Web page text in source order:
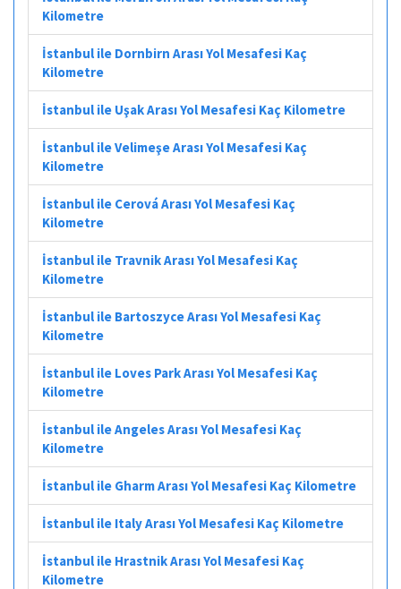
Kilometre
İstanbul ile Dornbirn Arası Yol Mesafesi Kaç
Kilometre
İstanbul ile Uşak Arası Yol Mesafesi Kaç Kilometre
İstanbul ile Velimeşe Arası Yol Mesafesi Kaç
Kilometre
İstanbul ile Cerová Arası Yol Mesafesi Kaç
Kilometre
İstanbul ile Travnik Arası Yol Mesafesi Kaç
Kilometre
İstanbul ile Bartoszyce Arası Yol Mesafesi Kaç
Kilometre
İstanbul ile Loves Park Arası Yol Mesafesi Kaç
Kilometre
İstanbul ile Angeles Arası Yol Mesafesi Kaç
Kilometre
İstanbul ile Gharm Arası Yol Mesafesi Kaç Kilometre
İstanbul ile Italy Arası Yol Mesafesi Kaç Kilometre
İstanbul ile Hrastnik Arası Yol Mesafesi Kaç
Kilometre